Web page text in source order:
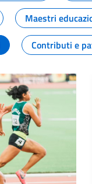
Maestri
Contributi e